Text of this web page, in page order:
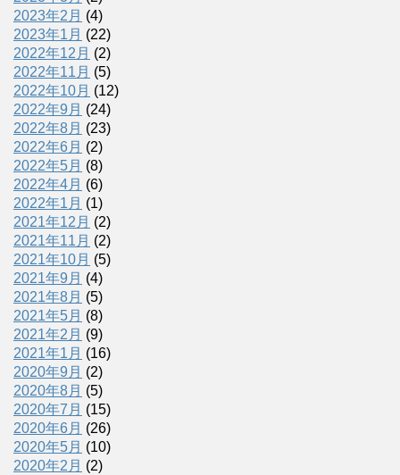
2023年2月 (4)
2023年1月 (22)
2022年12月 (2)
2022年11月 (5)
2022年10月 (12)
2022年9月 (24)
2022年8月 (23)
2022年6月 (2)
2022年5月 (8)
2022年4月 (6)
2022年1月 (1)
2021年12月 (2)
2021年11月 (2)
2021年10月 (5)
2021年9月 (4)
2021年8月 (5)
2021年5月 (8)
2021年2月 (9)
2021年1月 (16)
2020年9月 (2)
2020年8月 (5)
2020年7月 (15)
2020年6月 (26)
2020年5月 (10)
2020年2月 (2)